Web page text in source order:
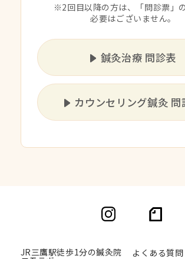
※2回目以降の方は、「問診票」
必要はございません。
鍼灸治療 問診表
カウンセリング鍼灸 問
JR三鷹駅徒歩1分の鍼灸院 よくある質問